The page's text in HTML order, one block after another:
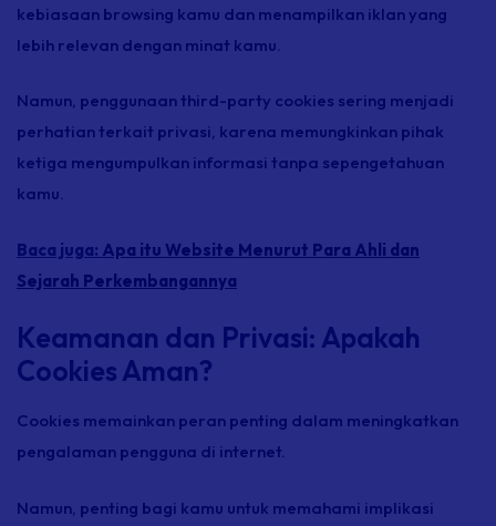
kebiasaan browsing kamu dan menampilkan iklan yang
lebih relevan dengan minat kamu.
Namun, penggunaan third-party cookies sering menjadi
perhatian terkait privasi, karena memungkinkan pihak
ketiga mengumpulkan informasi tanpa sepengetahuan
kamu.
Baca juga: Apa itu Website Menurut Para Ahli dan
Sejarah Perkembangannya
Keamanan dan Privasi: Apakah
Cookies Aman?
Cookies memainkan peran penting dalam meningkatkan
pengalaman pengguna di internet.
Namun, penting bagi kamu untuk memahami implikasi